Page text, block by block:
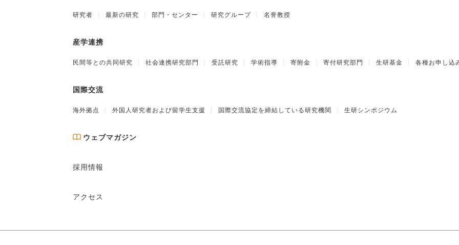
研究者 最新の研究 部門・センター 研究グループ 名誉教授
産学連携
民間等との共同研究 社会連携研究部門 受託研究 学術指導 寄附金 寄付研究部門 生研基金 各種お申し込
国際交流
海外拠点 外国人研究者および留学生支援 国際交流協定を締結している研究機関 生研シンポジウム
ウェブマガジン
採用情報
アクセス